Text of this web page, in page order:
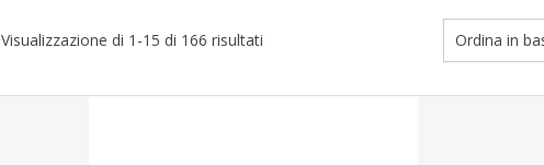
Visualizzazione di 1-15 di 166 risultatiOrdina